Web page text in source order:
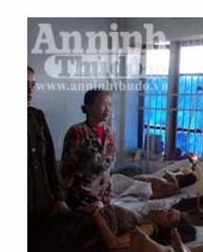
CON ĐƯỜNG KHỞI NGHIỆP